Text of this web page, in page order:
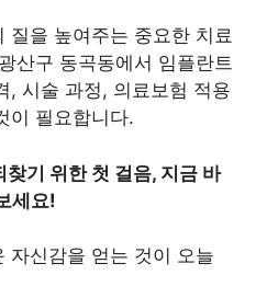
질을 높여주는 중요한 치료
산구 동곡동에서 임플란트
, 시술 과정, 의료보험 적용
이 필요합니다.
기 위한 첫 걸음, 지금 바
세요!
자신감을 얻는 것이 오늘